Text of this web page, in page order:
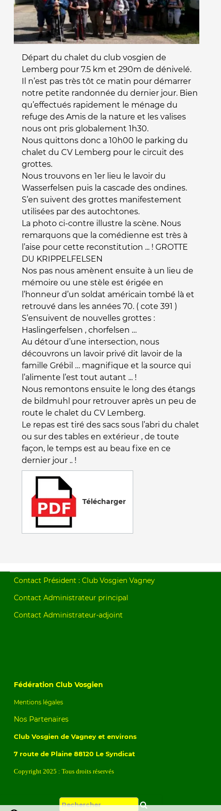
Départ du chalet du club vosgien de
Lemberg pour 7.5 km et 290m de dénivelé.
Il n’est pas très tôt ce matin pour démarrer
notre petite randonnée du dernier jour. Bien
qu’effectués rapidement le ménage du
refuge des Amis de la nature et les valises
nous ont pris globalement 1h30.
Nous quittons donc a 10h00 le parking du
chalet du CV Lemberg pour le circuit des
grottes.
Nous trouvons en 1er lieu le lavoir du
Wasserfelsen puis la cascade des ondines.
S’en suivent des grottes manifestement
utilisées par des autochtones.
La photo ci-contre illustre la scène. Nous
remarquons que la comédienne est très à
l’aise pour cette reconstitution ... ! GROTTE
DU KRIPPELFELSEN
Nos pas nous amènent ensuite à un lieu de
mémoire ou une stèle est érigée en
l’honneur d’un soldat américain tombé là et
retrouvé dans les années 70. ( cote 391 )
S’ensuivent de nouvelles grottes :
Haslingerfelsen , chorfelsen …
Au détour d’une intersection, nous
découvrons un lavoir privé dit lavoir de la
famille Grébil … magnifique et la source qui
l’alimente l’est tout autant ... !
Nous remontons ensuite le long des étangs
de bildmuhl pour retrouver après un peu de
route le chalet du CV Lemberg.
Le repas est tiré des sacs sous l’abri du chalet
ou sur des tables en extérieur , de toute
façon, le temps est au beau fixe en ce
dernier jour .. !
Télécharger
Contact Président : Club Vosgien Vagney
Contact Administrateur principal
Contact Administrateur-adjoint
Fédération Club Vosgien
Mentions légales
Nos Partenaires
Club Vosgien de Vagney et environs
7 route de Plaine 88120 Le Syndicat
Copyright 2025 : Tous droits réservés